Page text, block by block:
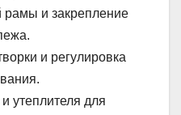
рамы и закрепление
и регулировка
утеплителя для